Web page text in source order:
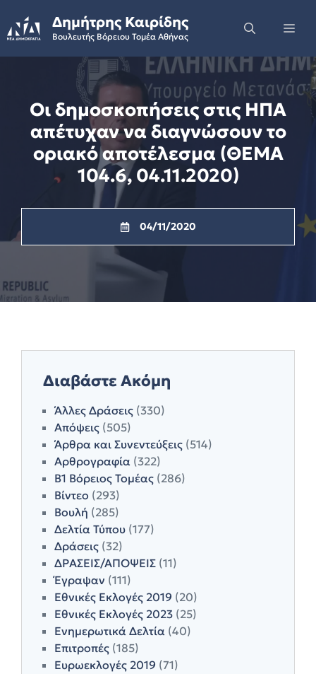
to
content
Δημήτρης Καιρίδης
Βουλευτής Βόρειου Τομέα Αθήνας
Οι δημοσκοπήσεις στις ΗΠΑ
απέτυχαν να διαγνώσουν το
οριακό αποτέλεσμα (ΘΕΜΑ
104.6, 04.11.2020)
04/11/2020
Διαβάστε Ακόμη
Άλλες Δράσεις (330)
Απόψεις (505)
Άρθρα και Συνεντεύξεις (514)
Αρθρογραφία (322)
Β1 Βόρειος Τομέας (286)
Βίντεο (293)
Βουλή (285)
Δελτία Τύπου (177)
Δράσεις (32)
ΔΡΑΣΕΙΣ/ΑΠΟΨΕΙΣ (11)
Έγραψαν (111)
Εθνικές Εκλογές 2019 (20)
Εθνικές Εκλογές 2023 (25)
Ενημερωτικά Δελτία (40)
Επιτροπές (185)
Ευρωεκλογές 2019 (71)